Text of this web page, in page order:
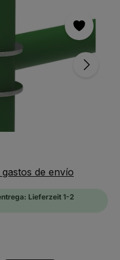
de envío
Lieferzeit 1-2